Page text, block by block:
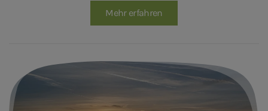
Mehr erfahren